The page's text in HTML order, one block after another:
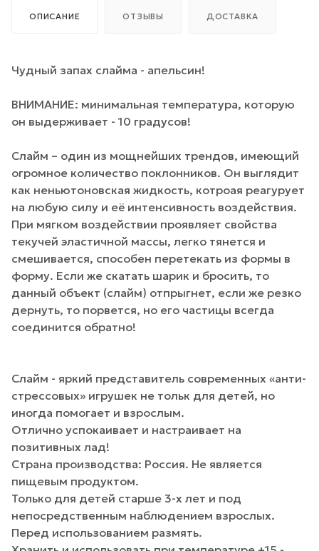
ОПИСАНИЕ ОТЗЫВЫ ДОСТАВКА
Чудный запах слайма - апельсин!
ВНИМАНИЕ: минимальная температура, которую
он выдерживает - 10 градусов!
Слайм – один из мощнейших трендов, имеющий
огромное количество поклонников. Он выглядит
как неньютоновская жидкость, котроая реагурует
на любую силу и её интенсивность воздействия.
При мягком воздействии проявляет свойства
текучей эластичной массы, легко тянется и
смешивается, способен перетекать из формы в
форму. Если же скатать шарик и бросить, то
данный объект (слайм) отпрыгнет, если же резко
дернуть, то порвется, но его частицы всегда
соединится обратно!
Слайм - яркий представитель современных «анти-
стрессовых» игрушек не тольк для детей, но
иногда помогает и взрослым.
Отлично успокаивает и настраивает на
позитивных лад!
Страна производства: Россия. Не является
пищевым продуктом.
Только для детей старше 3-х лет и под
непосредственным наблюдением взрослых.
Перед использованием размять.